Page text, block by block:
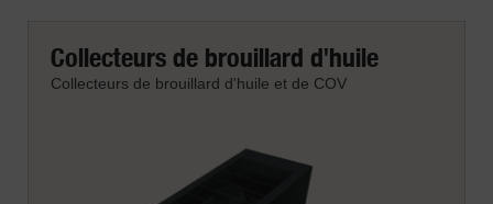
Collecteurs de brouillard d'huile
Collecteurs de brouillard d'huile et de COV